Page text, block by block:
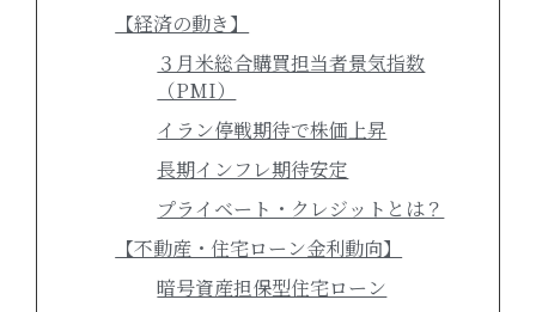
【経済の動き】
３月米総合購買担当者景気指数
（PMI）
イラン停戦期待で株価上昇
長期インフレ期待安定
プライベート・クレジットとは？
【不動産・住宅ローン金利動向】
暗号資産担保型住宅ローン